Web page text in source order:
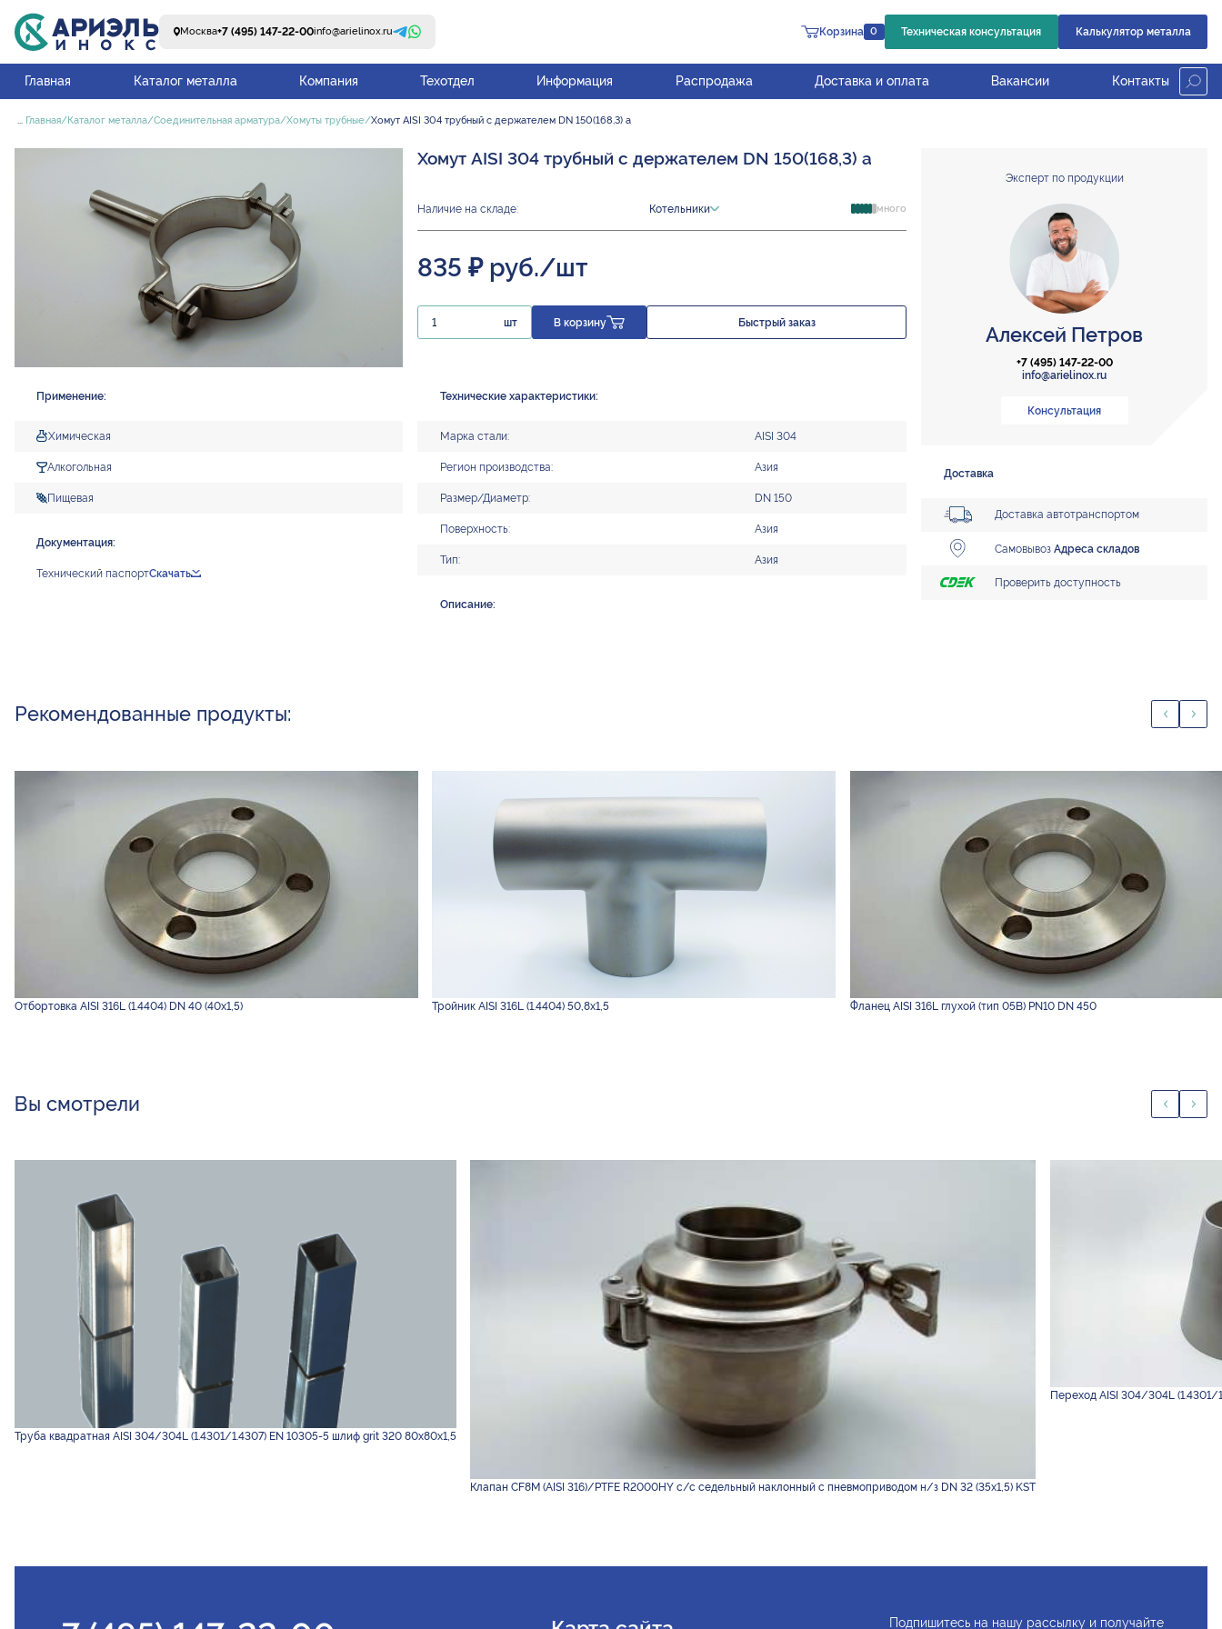
Москва+7 (495) 147-22-00info@arielinox.ru Корзина 0 Техническая консультация Калькулятор металла
Главная Каталог металла Компания Техотдел Информация Распродажа Доставка и оплата Вакансии Контакты
... Главная Каталог металла Соединительная арматура Хомуты трубные Хомут AISI 304 трубный с держателем DN 150(168,3) а
Хомут AISI 304 трубный с держателем DN 150(168,3) а
Наличие на складе: Котельники много
835 ₽ руб./шт
шт В корзину Быстрый заказ
Применение:
Химическая
Алкогольная
Пищевая
Документация:
Технический паспортСкачать
Технические характеристики:
Марка стали: AISI 304
Регион производства: Азия
Размер/Диаметр: DN 150
Поверхность: Азия
Тип: Азия
Описание:
Эксперт по продукции
Алексей Петров
+7 (495) 147-22-00
info@arielinox.ru
Консультация
Доставка
Доставка автотранспортом
СамовывозАдреса складов
Проверить доступность
Рекомендованные продукты:
Отбортовка AISI 316L (1.4404) DN 40 (40х1,5) Тройник AISI 316L (1.4404) 50,8х1,5 Фланец AISI 316L глухой (тип 05B) PN10 DN 450
Вы смотрели
Труба квадратная AISI 304/304L (1.4301/1.4307) EN 10305-5 шлиф grit 320 80х80х1,5
Клапан CF8M (AISI 316)/PTFE R2000HY с/с седельный наклонный с пневмоприводом н/з DN 32 (35х1,5) KST
Переход AISI 304/304L (1.4301/
Подпишитесь на нашу рассылку и получайте